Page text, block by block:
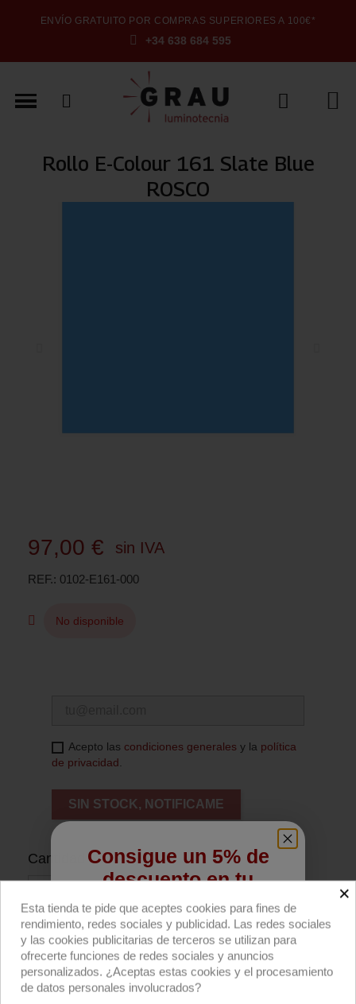
ENVÍO GRATUITO POR COMPRAS SUPERIORES A 100€*
+34 638 684 595
Rollo E-Colour 161 Slate Blue
ROSCO
97,00 € sin IVA
REF. 0102-E161-000
No disponible
Acepto las condiciones generales y la política
de privacidad.
SIN STOCK, NOTIFICAME
Cantidad
Añadir al carrito
Compra ahora
×
Esta tienda te pide que aceptes cookies para fines de
rendimiento, redes sociales y publicidad. Las redes sociales
y las cookies publicitarias de terceros se utilizan para
ofrecerte funciones de redes sociales y anuncios
personalizados. ¿Aceptas estas cookies y el procesamiento
de datos personales involucrados?
Consigue un 5% de
descuento en tu
primera compra
Regístrate para recibir el descuento.
Email